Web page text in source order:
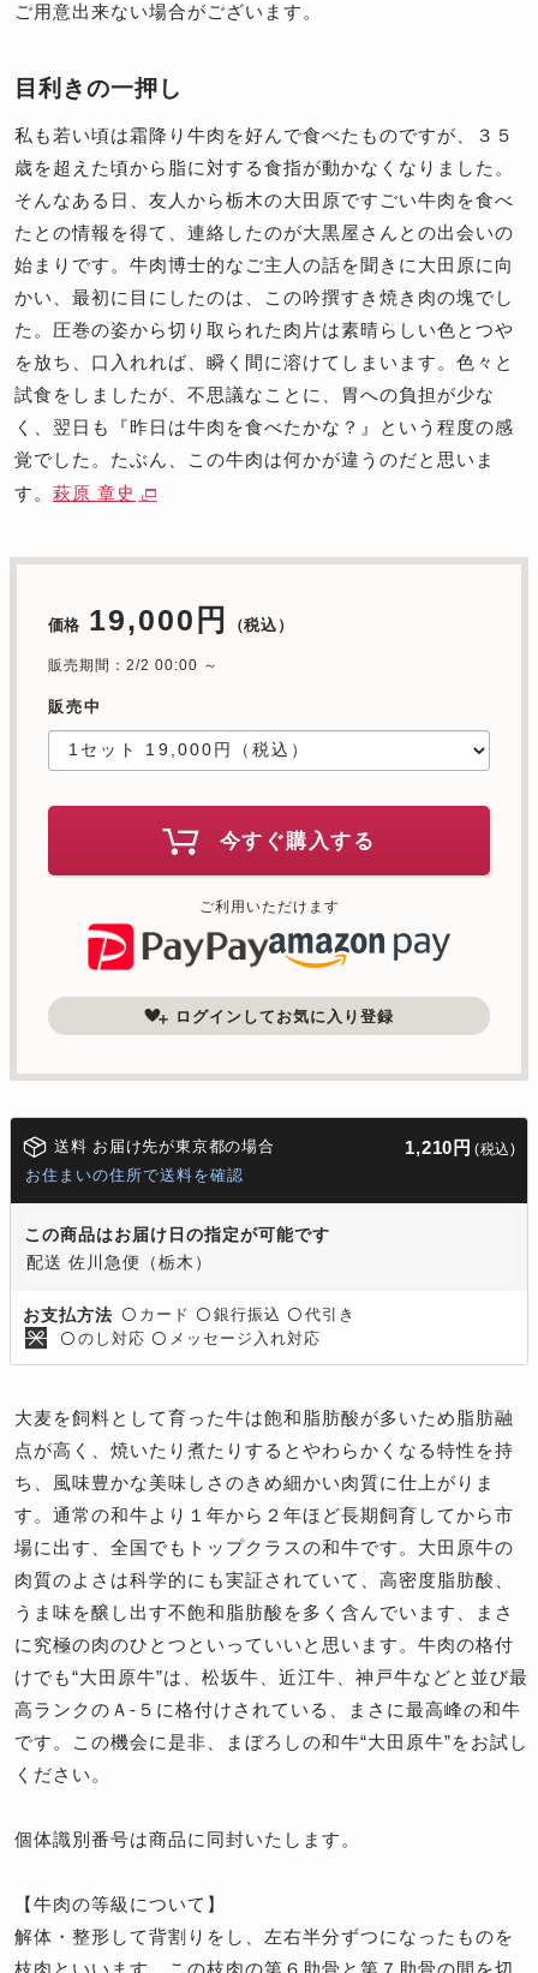
ご用意出来ない場合がございます。
目利きの一押し
私も若い頃は霜降り牛肉を好んで食べたものですが、３５
歳を超えた頃から脂に対する食指が動かなくなりました。
そんなある日、友人から栃木の大田原ですごい牛肉を食べ
たとの情報を得て、連絡したのが大黒屋さんとの出会いの
始まりです。牛肉博士的なご主人の話を聞きに大田原に向
かい、最初に目にしたのは、この吟撰すき焼き肉の塊でし
た。圧巻の姿から切り取られた肉片は素晴らしい色とつや
を放ち、口入れれば、瞬く間に溶けてしまいます。色々と
試食をしましたが、不思議なことに、胃への負担が少な
く、翌日も『昨日は牛肉を食べたかな？』という程度の感
覚でした。たぶん、この牛肉は何かが違うのだと思いま
す。 萩原 章史
価格 19,000円 （税込）
販売期間：2/2 00:00 ～
販売中
今すぐ購入する
ご利用いただけます
ログインしてお気に入り登録
送料 お届け先が東京都の場合 1,210円 (税込)
お住まいの住所で送料を確認
この商品はお届け日の指定が可能です
配送 佐川急便（栃木）
お支払方法 〇 カード 〇 銀行振込 〇 代引き
〇 のし対応 〇 メッセージ入れ対応
大麦を飼料として育った牛は飽和脂肪酸が多いため脂肪融
点が高く、焼いたり煮たりするとやわらかくなる特性を持
ち、風味豊かな美味しさのきめ細かい肉質に仕上がりま
す。通常の和牛より１年から２年ほど長期飼育してから市
場に出す、全国でもトップクラスの和牛です。大田原牛の
肉質のよさは科学的にも実証されていて、高密度脂肪酸、
うま味を醸し出す不飽和脂肪酸を多く含んでいます、まさ
に究極の肉のひとつといっていいと思います。牛肉の格付
けでも“大田原牛”は、松坂牛、近江牛、神戸牛などと並び最
高ランクのＡ-５に格付けされている、まさに最高峰の和牛
です。この機会に是非、まぼろしの和牛“大田原牛”をお試し
ください。
個体識別番号は商品に同封いたします。
【牛肉の等級について】
解体・整形して背割りをし、左右半分ずつになったものを
枝肉といいます。この枝肉の第６肋骨と第７肋骨の間を切